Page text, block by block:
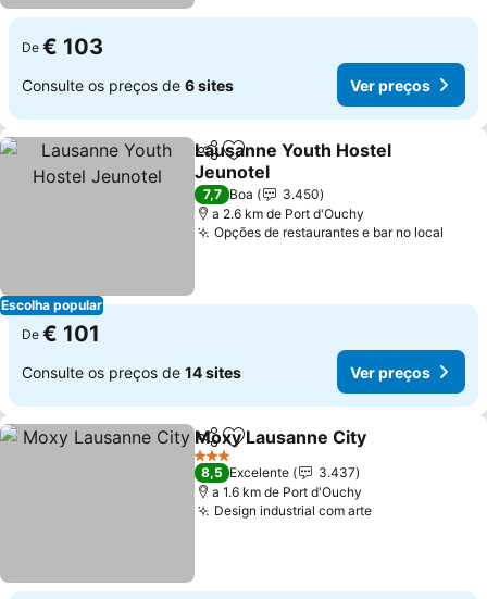
De € 103
Consulte os preços de 6 sites Ver preços
Escolha popular
PartilharAdicionar aos favoritos
Lausanne Youth Hostel
Jeunotel
Ver preços
7,7 Boa
3.450
a 2.6 km de Port d'Ouchy
Opções de restaurantes e bar no local
De € 101
Consulte os preços de 14 sites Ver preços
PartilharAdicionar aos favoritos
Moxy Lausanne City
3 Estrelas
8,5 Excelente
3.437
a 1.6 km de Port d'Ouchy
Design industrial com arteVer preços